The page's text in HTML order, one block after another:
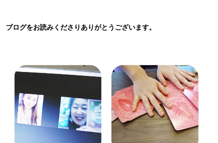
ブログをお読みくださりありがとうございます。